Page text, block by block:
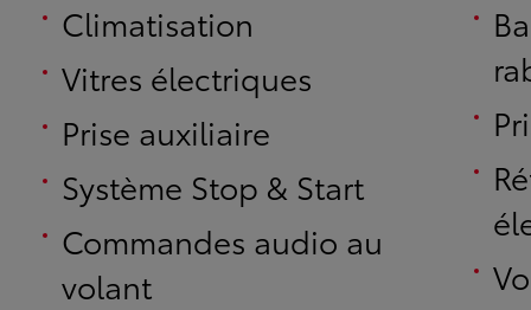
Climatisation
Vitres électriques
Prise auxiliaire
Système Stop & Start
Commandes audio au
volant